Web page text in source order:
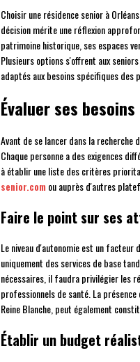
Choisir une résidence senior à
décision mérite une réflexion
patrimoine historique, ses espaces
Plusieurs options s'offrent aux
adaptés aux besoins spécifiques des
Évaluer ses
Avant de se lancer dans la
Chaque personne a des exigences
à établir une liste des critères
senior.com ou auprès d'autres
Faire le point sur ses
Le niveau d'autonomie est un
uniquement des services de base
nécessaires, il faudra privilégier les
professionnels de santé. La
Reine Blanche, peut également
Établir un budget